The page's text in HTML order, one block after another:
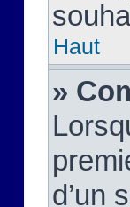
Haut
»
d’un